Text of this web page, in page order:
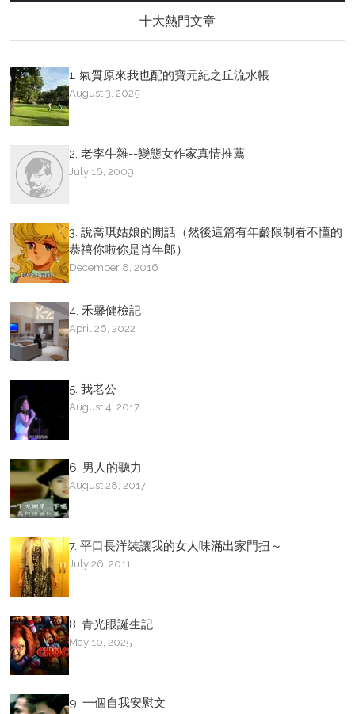
十大熱門文章
1. 氣質原來我也配的寶元紀之丘流水帳
August 3, 2025
2. 老李牛雜--變態女作家真情推薦
July 16, 2009
3. 說喬琪姑娘的閒話（然後這篇有年齡限制看不懂的
恭禧你啦你是肖年郎）
December 8, 2016
4. 禾馨健檢記
April 26, 2022
5. 我老公
August 4, 2017
6. 男人的聽力
August 28, 2017
7. 平口長洋裝讓我的女人味滿出家門扭～
July 26, 2011
8. 青光眼誕生記
May 10, 2025
9. 一個自我安慰文